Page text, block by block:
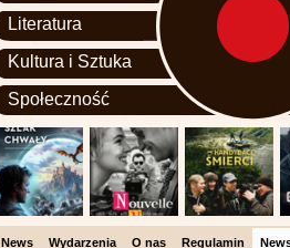
Literatura
Kultura i Sztuka
Społeczność
News Wydarzenia O nas Regulamin